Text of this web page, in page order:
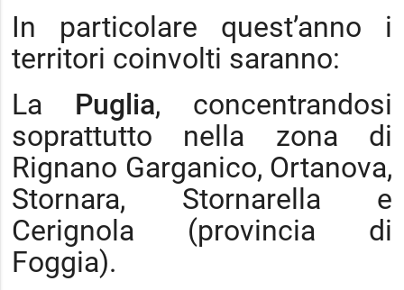
In particolare quest’anno i
territori coinvolti saranno:
La Puglia, concentrandosi
soprattutto nella zona di
Rignano Garganico, Ortanova,
Stornara, Stornarella e
Cerignola (provincia di
Foggia).